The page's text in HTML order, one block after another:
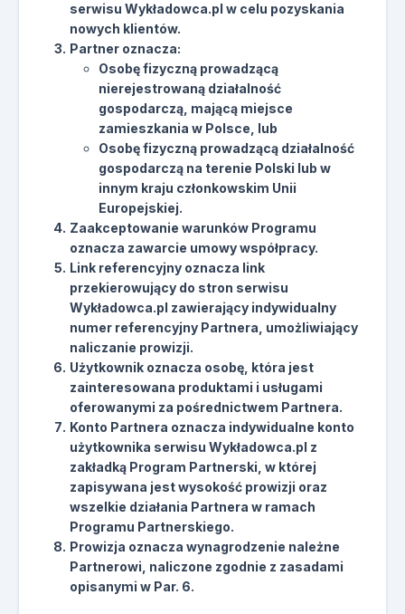
serwisu Wykładowca.pl w celu pozyskania
nowych klientów.
Partner oznacza:
Osobę fizyczną prowadzącą
nierejestrowaną działalność
gospodarczą, mającą miejsce
zamieszkania w Polsce, lub
Osobę fizyczną prowadzącą działalność
gospodarczą na terenie Polski lub w
innym kraju członkowskim Unii
Europejskiej.
Zaakceptowanie warunków Programu
oznacza zawarcie umowy współpracy.
Link referencyjny oznacza link
przekierowujący do stron serwisu
Wykładowca.pl zawierający indywidualny
numer referencyjny Partnera, umożliwiający
naliczanie prowizji.
Użytkownik oznacza osobę, która jest
zainteresowana produktami i usługami
oferowanymi za pośrednictwem Partnera.
Konto Partnera oznacza indywidualne konto
użytkownika serwisu Wykładowca.pl z
zakładką Program Partnerski, w której
zapisywana jest wysokość prowizji oraz
wszelkie działania Partnera w ramach
Programu Partnerskiego.
Prowizja oznacza wynagrodzenie należne
Partnerowi, naliczone zgodnie z zasadami
opisanymi w Par. 6.